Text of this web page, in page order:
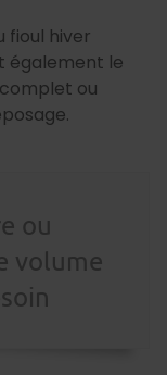
fioul hiver
également le
ou
ou
volume